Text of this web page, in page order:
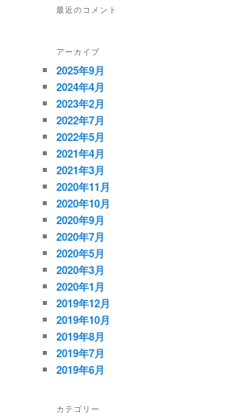
最近のコメント
アーカイブ
2025年9月
2024年4月
2023年2月
2022年7月
2022年5月
2021年4月
2021年3月
2020年11月
2020年10月
2020年9月
2020年7月
2020年5月
2020年3月
2020年1月
2019年12月
2019年10月
2019年8月
2019年7月
2019年6月
カテゴリー